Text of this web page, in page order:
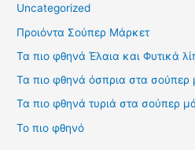
Uncategorized
Προιόντα Σούπερ Μάρκετ
Τα πιο φθηνά Έλαια και Φυτικά
Τα πιο φθηνά όσπρια στα σούπερ
Τα πιο φθηνά τυριά στα σούπερ
Το πιο φθηνό